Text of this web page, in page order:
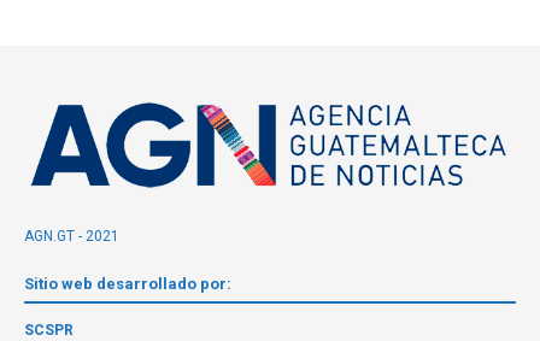
AGN.GT - 2021
Sitio web desarrollado por:
SCSPR